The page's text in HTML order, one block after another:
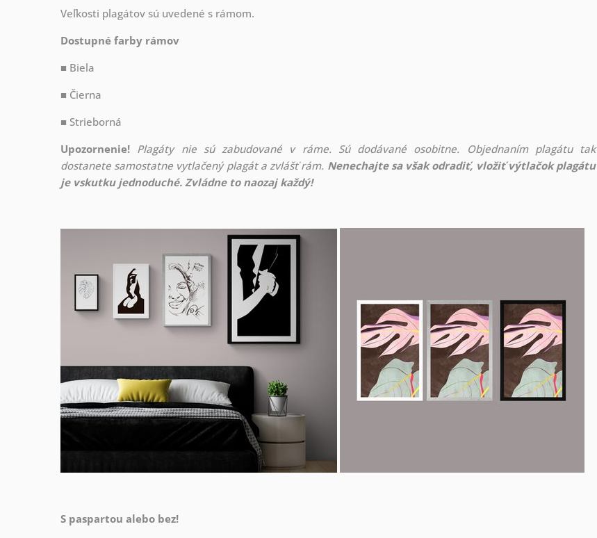
Veľkosti plagátov sú uvedené s rámom.
Dostupné farby rámov
■ Biela
■ Čierna
■ Strieborná
Upozornenie! Plagáty nie sú zabudované v ráme. Sú dodávané osobitne. Objednaním plagátu tak
dostanete samostatne vytlačený plagát a zvlášť rám. Nenechajte sa však odradiť, vložiť výtlačok plagátu
je vskutku jednoduché. Zvládne to naozaj každý!
S paspartou alebo bez!